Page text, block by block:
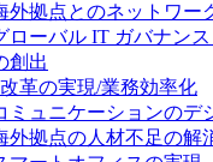
外拠点とのネットワー
ローバル IT ガバナン
創出
革の実現/業務効率化
ミュニケーションのデ
外拠点の人材不足の解